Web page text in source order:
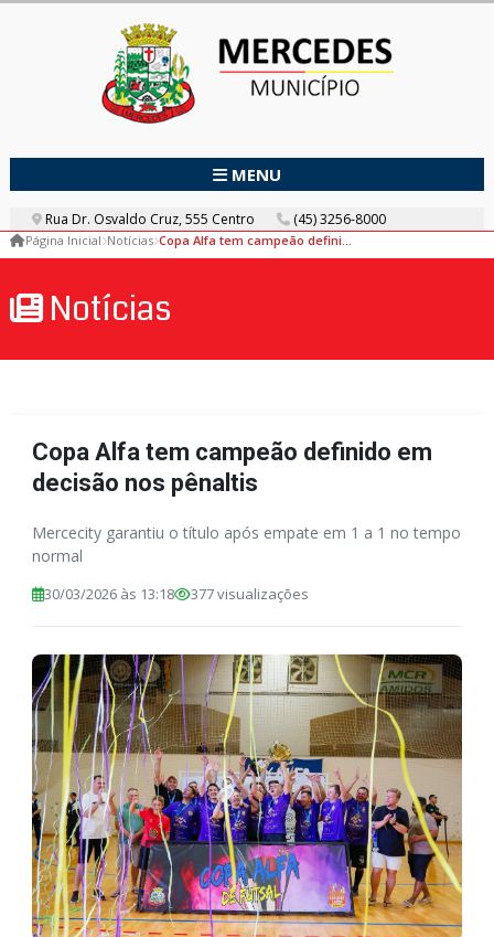
MENU
Rua Dr. Osvaldo Cruz, 555 Centro (45) 3256-8000
Página Inicial Notícias Copa Alfa tem campeão definido em decisão nos pênaltis
Notícias
Copa Alfa tem campeão definido em
decisão nos pênaltis
Mercecity garantiu o título após empate em 1 a 1 no tempo
normal
30/03/2026 às 13:18 377 visualizações